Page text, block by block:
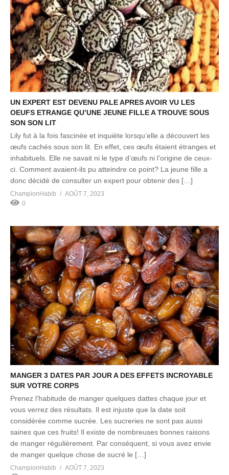
UN EXPERT EST DEVENU PALE APRES AVOIR VU LES
OEUFS ETRANGE QU’UNE JEUNE FILLE A TROUVE SOUS
SON SON LIT
Lily fut à la fois fascinée et inquiète lorsqu’elle a découvert les
œufs cachés sous son lit. En effet, ces œufs étaient étranges et
inhabituels. Elle ne savait ni le type d’œufs ni l’origine de ceux-
ci. Comment avaient-ils pu atteindre ce point? La jeune fille a
donc décidé de consulter un expert pour obtenir des […]
ChampionHabib
AOÛT 7, 2023
0
MANGER 3 DATES PAR JOUR A DES EFFETS INCROYABLE
SUR VOTRE CORPS
Prenez l’habitude de manger quelques dattes chaque jour et
vous verrez des résultats. Il est injuste que la date soit
considérée comme sucrée. Les sucreries ne sont pas aussi
saines que ces fruits! Il existe de nombreuses bonnes raisons
de manger régulièrement. Par conséquent, si vous avez envie
de manger quelque chose de sucré le […]
ChampionHabib
AOÛT 7, 2023